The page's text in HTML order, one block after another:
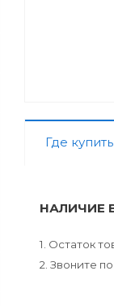
Где купить
НАЛИЧИЕ
1. Остаток
2. Звоните